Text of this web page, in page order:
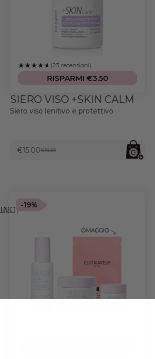
(23 recensioni)
RISPARMI €3.50
SIERO VISO +SKIN CALM
Siero viso lenitivo e protettivo
€15.00€18.50
WISHLIST
-19%